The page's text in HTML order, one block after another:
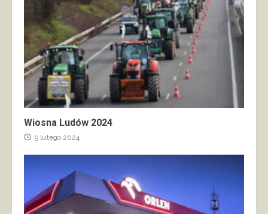
Wiosna Ludów 2024
9 lutego 2024